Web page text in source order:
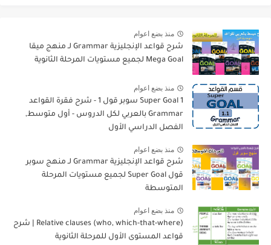
منذ بضع اعوام
شرح قواعد الإنجليزية Grammar لـ منهج ميقا
Mega Goal لجميع مستويات المرحلة الثانوية
منذ بضع اعوام
Super Goal 1 سوبر قول 1 - شرح فقرة القواعد
Grammar بالعربي لكل الدروس - أول متوسط,
الفصل الدراسي الأول
منذ بضع اعوام
شرح قواعد الإنجليزية Grammar لـ منهج سوبر
قول Super Goal لجميع مستويات المرحلة
المتوسطة
منذ بضع اعوام
Relative clauses (who, which-that-where) | شرح
قواعد المستوى الأول للمرحلة الثانوية